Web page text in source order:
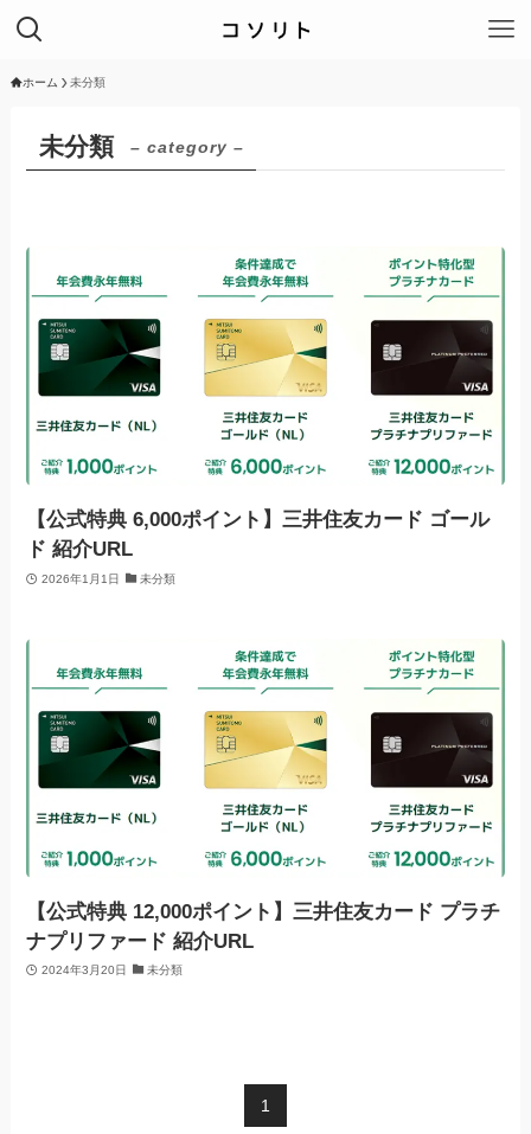
ホーム 未分類
未分類 – category –
【公式特典 6,000ポイント】三井住友カード ゴール
ド 紹介URL
2026年1月1日 未分類
【公式特典 12,000ポイント】三井住友カード プラチ
ナプリファード 紹介URL
2024年3月20日 未分類
1